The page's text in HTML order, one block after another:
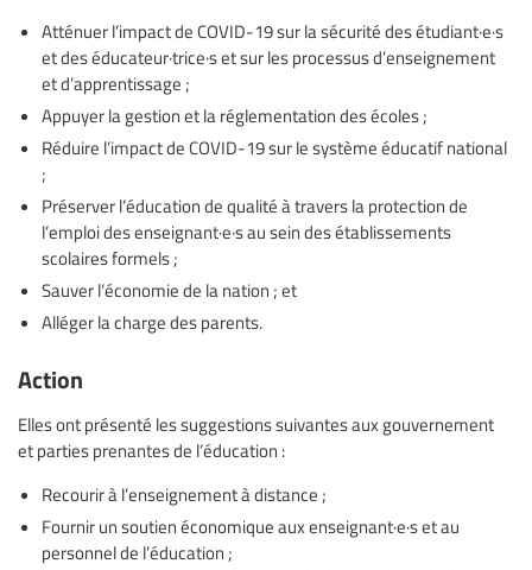
Atténuer l’impact de COVID-19 sur la sécurité des étudiant·e·s
et des éducateur·trice·s et sur les processus d’enseignement
et d’apprentissage ;
Appuyer la gestion et la réglementation des écoles ;
Réduire l’impact de COVID-19 sur le système éducatif national
;
Préserver l’éducation de qualité à travers la protection de
l’emploi des enseignant·e·s au sein des établissements
scolaires formels ;
Sauver l’économie de la nation ; et
Alléger la charge des parents.
Action
Elles ont présenté les suggestions suivantes aux gouvernement
et parties prenantes de l’éducation :
Recourir à l’enseignement à distance ;
Fournir un soutien économique aux enseignant·e·s et au
personnel de l’éducation ;